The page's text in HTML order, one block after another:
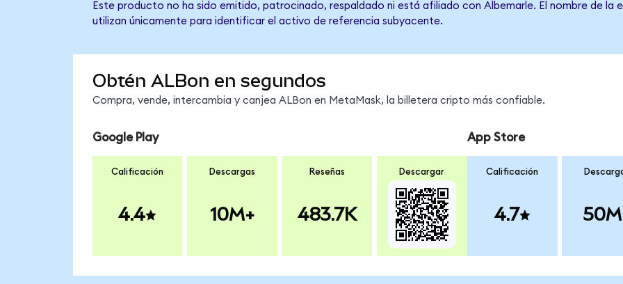
Este producto no ha sido emitido, patrocinado, respaldado ni está afiliado con Albemarle. El nombre de la
utilizan únicamente para identificar el activo de referencia subyacente.
Obtén ALBon en segundos
Compra, vende, intercambia y canjea ALBon en MetaMask, la billetera cripto más confiable.
Google Play
Calificación
4.4
Descargas
10M+
Reseñas
483.7K
Descargar
App Store
Calificación
4.7